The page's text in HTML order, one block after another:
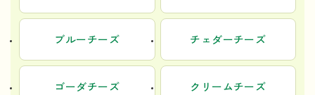
ブルーチーズ チェダーチーズ
ゴーダチーズ クリームチーズ